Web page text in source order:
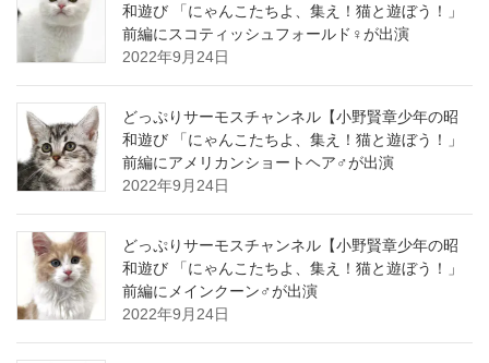
和遊び 「にゃんこたちよ、集え！猫と遊ぼう！」
前編にスコティッシュフォールド♀が出演
2022年9月24日
どっぷりサーモスチャンネル【小野賢章少年の昭
和遊び 「にゃんこたちよ、集え！猫と遊ぼう！」
前編にアメリカンショートヘア♂が出演
2022年9月24日
どっぷりサーモスチャンネル【小野賢章少年の昭
和遊び 「にゃんこたちよ、集え！猫と遊ぼう！」
前編にメインクーン♂が出演
2022年9月24日